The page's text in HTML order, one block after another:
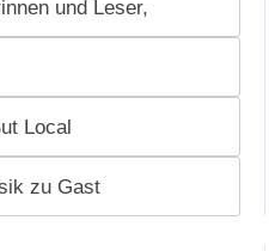
und Leser,
Local
zu Gast